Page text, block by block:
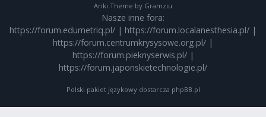
Ariki Theme by Gramziu
Nasze inne fora:
https://forum.edumetriq.pl/ | https://forum.localanesthesia.pl/ |
https://forum.centrumkrysysowe.org.pl/ |
https://forum.pieknyserwis.pl/|
https://forum.japonskietechnologie.pl/
Polski pakiet językowy dostarcza phpBB.pl